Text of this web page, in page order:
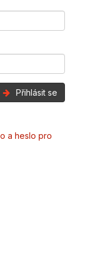
Přihlásit se
a heslo pro